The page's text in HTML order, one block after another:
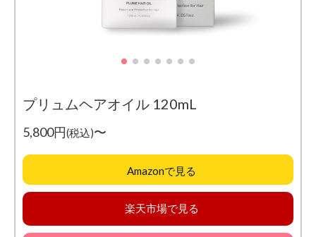
プリュムヘアオイル 120mL
5,800円(税込)〜
Amazonで見る
楽天市場で見る